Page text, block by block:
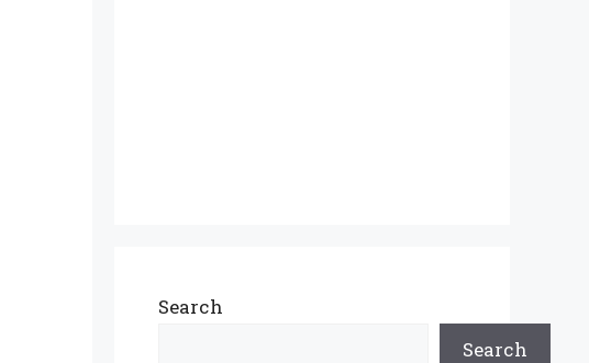
Search
Search